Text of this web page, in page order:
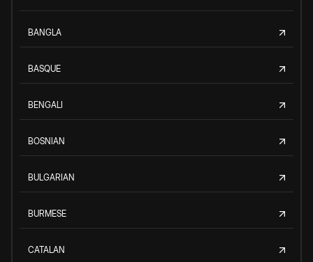
BANGLA
BASQUE
BENGALI
BOSNIAN
BULGARIAN
BURMESE
CATALAN